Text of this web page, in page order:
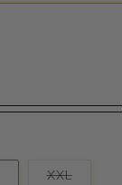
XXLVariante